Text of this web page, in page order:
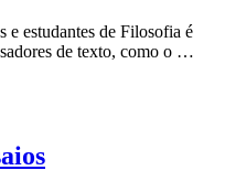
e estudantes de Filosofia é
de texto, como o …